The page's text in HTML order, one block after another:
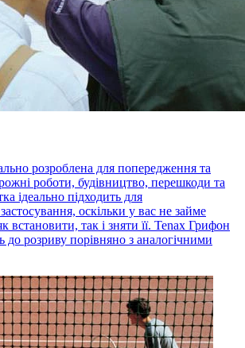
розроблена для попередження та
роботи, будівництво, перешкоди та
ідеально підходить для
оскільки у вас не займе
встановити, так і зняти її. Tenax Грифон
до розриву порівняно з аналогічними